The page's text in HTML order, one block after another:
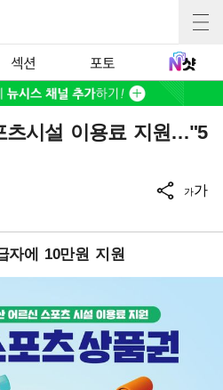
섹션 포토
츠시설 이용료 지원…"5
가가
자에 10만원 지원